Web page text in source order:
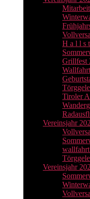
H a l l s
Grillfest
Tiroler
Vereinsjahr
wallfahrt
Vereinsjahr